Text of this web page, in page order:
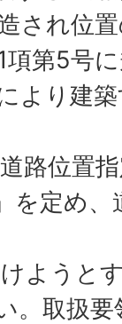
され位
項第5号
より建
路位置
を定め
ようと
。取扱